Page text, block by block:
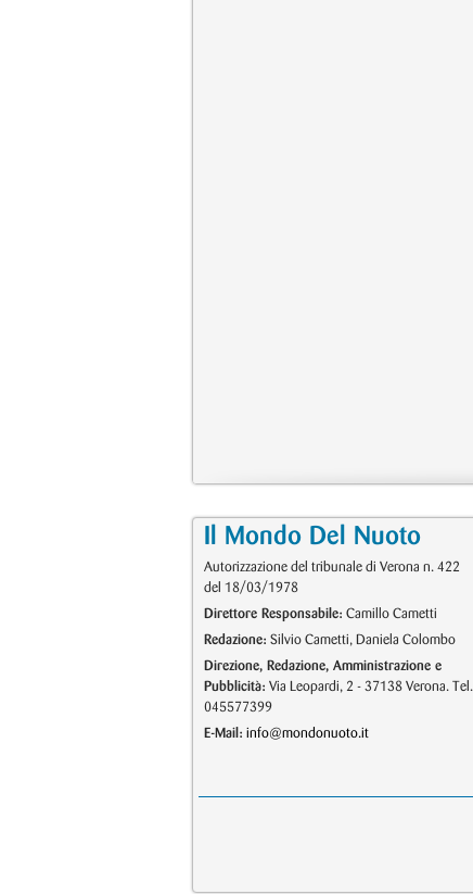
Il Mondo Del Nuoto
Autorizzazione del tribunale di Verona n. 422
del 18/03/1978
Direttore Responsabile: Camillo Cametti
Redazione: Silvio Cametti, Daniela Colombo
Direzione, Redazione, Amministrazione e
Pubblicità: Via Leopardi, 2 - 37138 Verona. Tel.
045577399
E-Mail: info@mondonuoto.it